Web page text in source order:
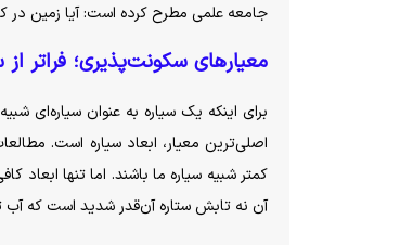
جامعه علمی مطرح کرده است: آیا زمین در
معیار‌های سکونت‌پذیری؛ فراتر
کمتر شبیه سیاره ما باشند. اما تنها
آن نه تابش ستاره آن‌قدر شدید است که آب